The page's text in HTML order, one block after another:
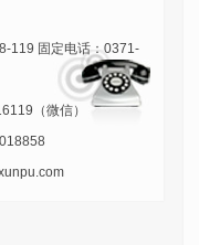
119 固定电话：0371-
（微信）